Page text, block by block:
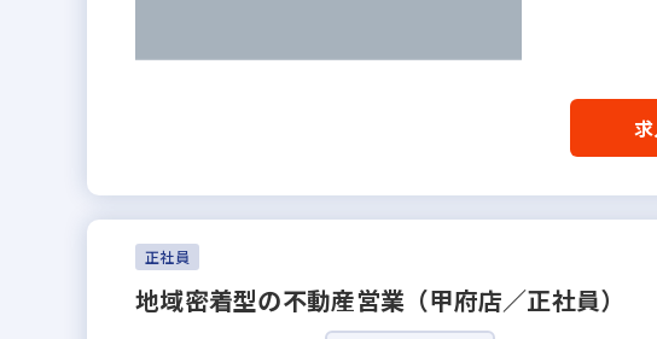
正社員
地域密着型の不動産営業（甲府店／正社員）